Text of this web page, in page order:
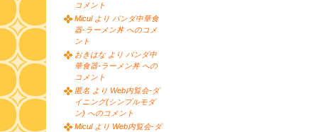
コメント
Micul より パンダ中華食
器-ラーメン丼 へのコメ
ント
おきはな より パンダ中
華食器-ラーメン丼 への
コメント
匿名 より Web内覧会-ダ
イニング(シンプルモダ
ン) へのコメント
Micul より Web内覧会-ダ